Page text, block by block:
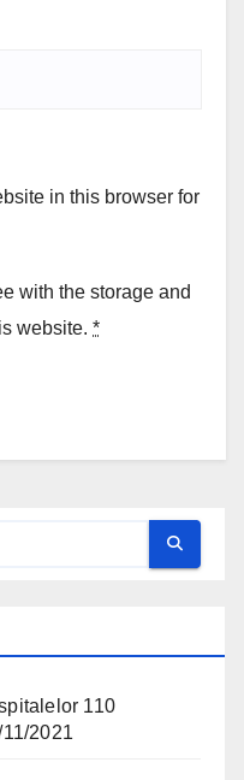
in this browser for
with the storage and
website. *
110
2021